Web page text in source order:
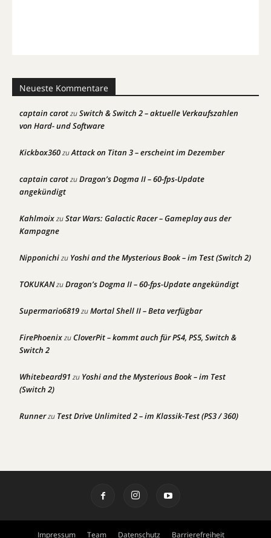
Neueste Kommentare
captain carotzuSwitch & Switch 2 – aktuelle Verkaufszahlen
von Hard- und Software
Kickbox360zuAttack on Titan 3 – erscheint im Dezember
captain carotzuDragon’s Dogma II – 60-fps-Update
angekündigt
KahlmoixzuStar Wars: Galactic Racer – Gameplay aus der
Kampagne
Nipponichizu Yoshi and the Mysterious Book – im Test (Switch 2)
TOKUKANzuDragon’s Dogma II – 60-fps-Update angekündigt
Supermario6819zuMortal Shell II – Beta verfügbar
FirePhoenixzuCloverPit – kommt auch für PS4, PS5, Switch &
Switch 2
Whitebeard91 zu Yoshi and the Mysterious Book – im Test
(Switch 2)
Runnerzu Test Drive Unlimited 2 – im Klassik-Test (PS3 / 360)
Impressum Team Datenschutz Barrierefreiheit